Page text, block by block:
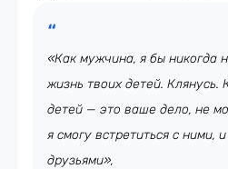
«Как мужчина, я бы никогда
жизнь твоих детей. Клянусь.
детей — это ваше дело, не
я смогу встретиться с ними,
друзьями»,